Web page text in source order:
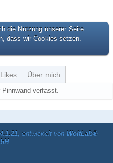
die Nutzung unserer Seite
dass wir Cookies setzen.
Likes Über mich
Pinnwand verfasst.
, entwickelt von WoltLab®